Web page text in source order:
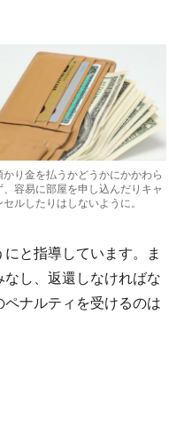
かり金を払うかどうかにかかわら
、容易に部屋を申し込んだりキャ
セルしたりはしないように。
と指導しています。ま
し、返還しなければな
ナルティを受けるのは